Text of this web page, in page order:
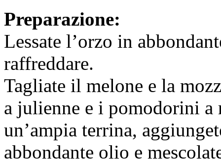
Preparazione:
Lessate l’orzo in
raffreddare.
Tagliate il melone e la
a julienne e i pomodorini
un’ampia terrina,
abbondante olio e